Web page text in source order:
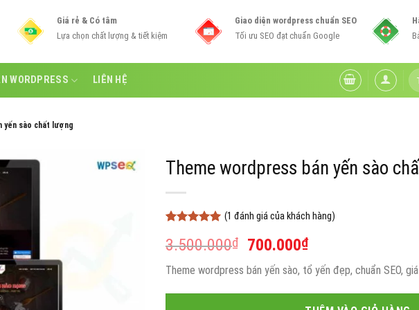
Giá rẻ & Có tâm
Lựa chọn chất lượng & tiết kiệm
Giao diện wordpress chuẩn SEO
Tối ưu SEO đạt chuẩn Google
WORDPRESS LIÊN HỆ
Tìm
yến sào chất lượng
Theme wordpress bán yến sào
dựa trên
(1 đánh giá của khách hàng)
3.500.000₫
Giá
gốc
là:
3.500.000₫.
700.000₫Giá
hiện
tại
là:
Theme wordpress bán yến sào, tổ yến đẹp, chuẩn SEO,